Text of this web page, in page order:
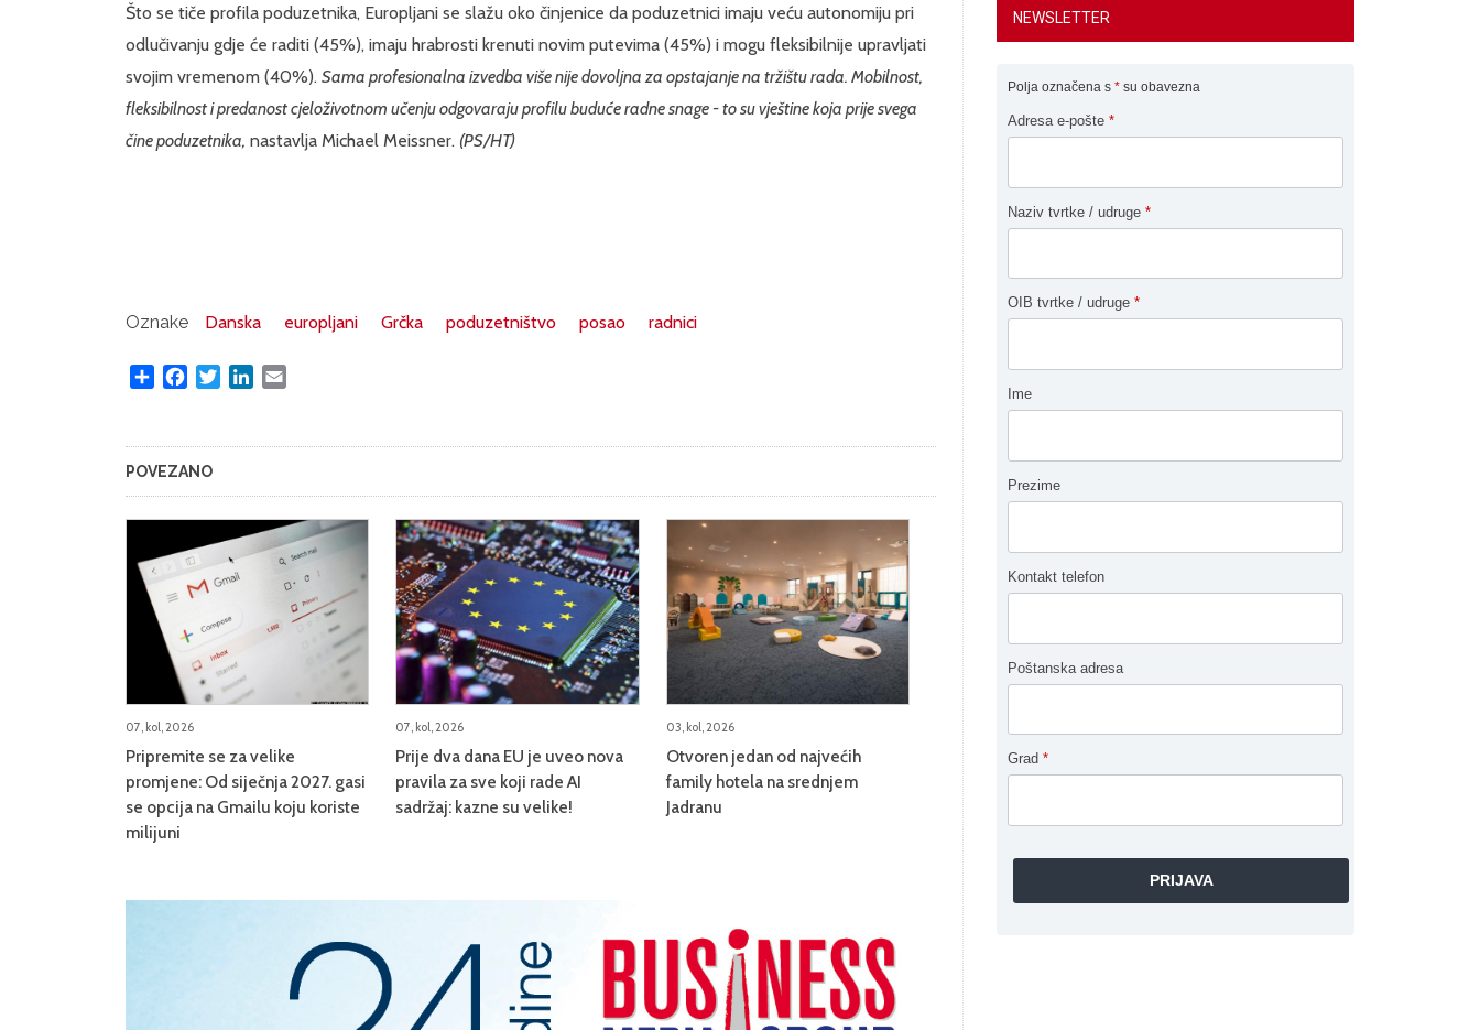
Što se tiče profila poduzetnika, Europljani se slažu oko činjenice da poduzetnici imaju veću autonomiju pri
odlučivanju gdje će raditi (45%), imaju hrabrosti krenuti novim putevima (45%) i mogu fleksibilnije upravljati
svojim vremenom (40%). Sama profesionalna izvedba više nije dovoljna za opstajanje na tržištu rada. Mobilnost,
fleksibilnost i predanost cjeloživotnom učenju odgovaraju profilu buduće radne snage - to su vještine koja prije svega
čine poduzetnika, nastavlja Michael Meissner. (PS/HT)
Oznake Danska europljani Grčka poduzetništvo posao radnici
Share FacebookTwitterLinkedIn
POVEZANO
07, kol, 2026
Pripremite se za velike
promjene: Od siječnja 2027. gasi
se opcija na Gmailu koju koriste
milijuni
07, kol, 2026
Prije dva dana EU je uveo nova
pravila za sve koji rade AI
sadržaj: kazne su velike!
03, kol, 2026
Otvoren jedan od najvećih
family hotela na srednjem
Jadranu
NEWSLETTER
Polja označena s * su obavezna
Adresa e-pošte *
Naziv tvrtke / udruge *
OIB tvrtke / udruge *
Ime
Prezime
Kontakt telefon
Poštanska adresa
Grad *